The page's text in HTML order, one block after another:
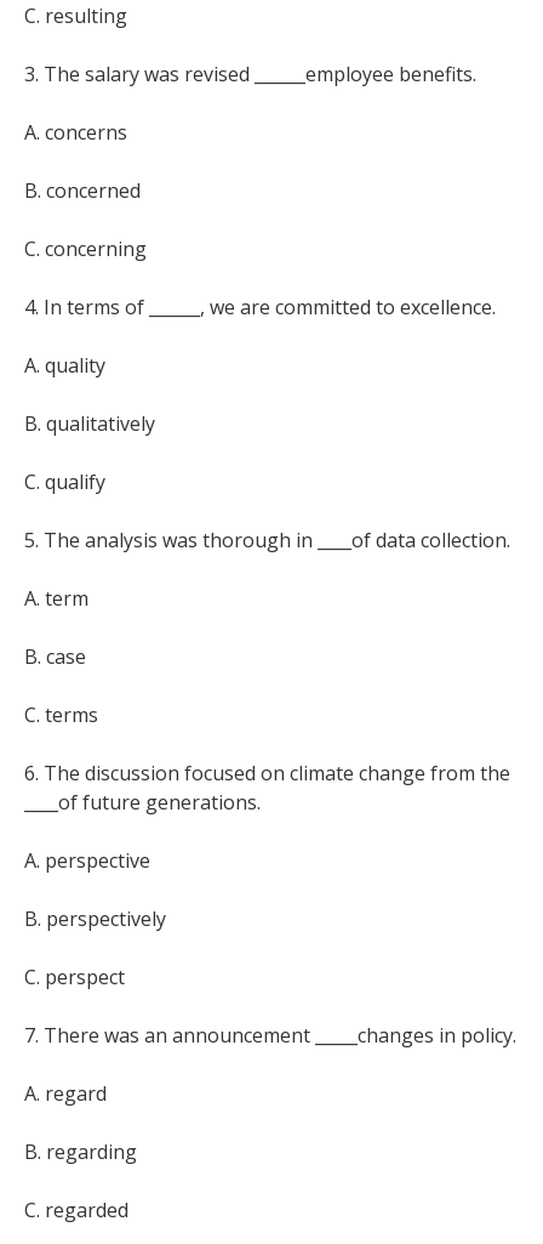
C. resulting
3. The salary was revised ______employee benefits.
A. concerns
B. concerned
C. concerning
4. In terms of ______, we are committed to excellence.
A. quality
B. qualitatively
C. qualify
5. The analysis was thorough in ____of data collection.
A. term
B. case
C. terms
6. The discussion focused on climate change from the
____of future generations.
A. perspective
B. perspectively
C. perspect
7. There was an announcement _____changes in policy.
A. regard
B. regarding
C. regarded